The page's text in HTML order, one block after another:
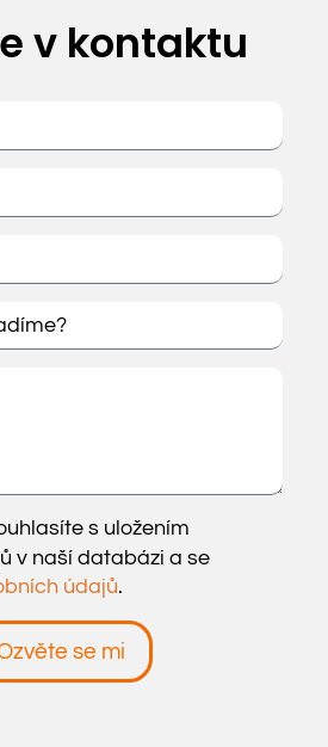
v kontaktu
s uložením
v naší databázi a se
údajů.
se mi